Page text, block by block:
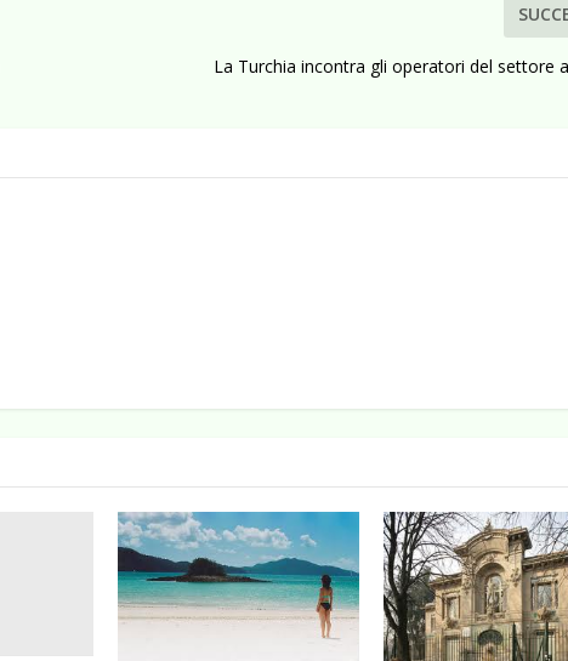
La Turchia incontra gli operatori del settore